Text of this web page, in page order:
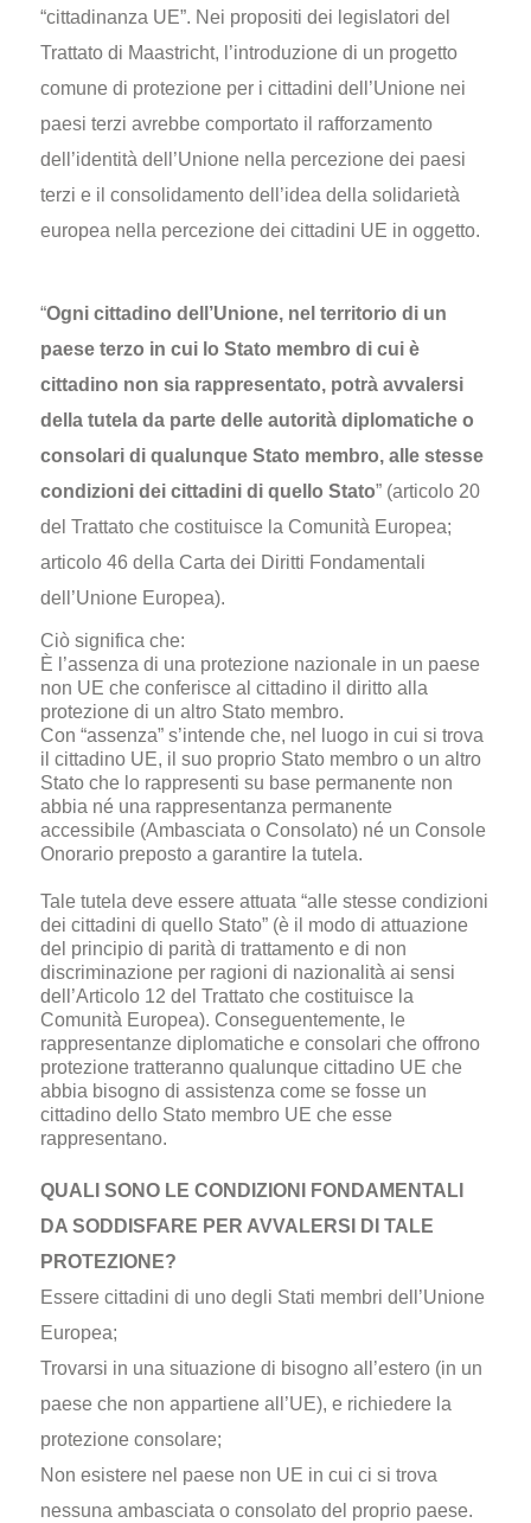
“cittadinanza UE”. Nei propositi dei legislatori del
Trattato di Maastricht, l’introduzione di un progetto
comune di protezione per i cittadini dell’Unione nei
paesi terzi avrebbe comportato il rafforzamento
dell’identità dell’Unione nella percezione dei paesi
terzi e il consolidamento dell’idea della solidarietà
europea nella percezione dei cittadini UE in oggetto.
“Ogni cittadino dell’Unione, nel territorio di un
paese terzo in cui lo Stato membro di cui è
cittadino non sia rappresentato, potrà avvalersi
della tutela da parte delle autorità diplomatiche o
consolari di qualunque Stato membro, alle stesse
condizioni dei cittadini di quello Stato” (articolo 20
del Trattato che costituisce la Comunità Europea;
articolo 46 della Carta dei Diritti Fondamentali
dell’Unione Europea).
Ciò significa che:
È l’assenza di una protezione nazionale in un paese
non UE che conferisce al cittadino il diritto alla
protezione di un altro Stato membro.
Con “assenza” s’intende che, nel luogo in cui si trova
il cittadino UE, il suo proprio Stato membro o un altro
Stato che lo rappresenti su base permanente non
abbia né una rappresentanza permanente
accessibile (Ambasciata o Consolato) né un Console
Onorario preposto a garantire la tutela.
Tale tutela deve essere attuata “alle stesse condizioni
dei cittadini di quello Stato” (è il modo di attuazione
del principio di parità di trattamento e di non
discriminazione per ragioni di nazionalità ai sensi
dell’Articolo 12 del Trattato che costituisce la
Comunità Europea). Conseguentemente, le
rappresentanze diplomatiche e consolari che offrono
protezione tratteranno qualunque cittadino UE che
abbia bisogno di assistenza come se fosse un
cittadino dello Stato membro UE che esse
rappresentano.
QUALI SONO LE CONDIZIONI FONDAMENTALI
DA SODDISFARE PER AVVALERSI DI TALE
PROTEZIONE?
Essere cittadini di uno degli Stati membri dell’Unione
Europea;
Trovarsi in una situazione di bisogno all’estero (in un
paese che non appartiene all’UE), e richiedere la
protezione consolare;
Non esistere nel paese non UE in cui ci si trova
nessuna ambasciata o consolato del proprio paese.